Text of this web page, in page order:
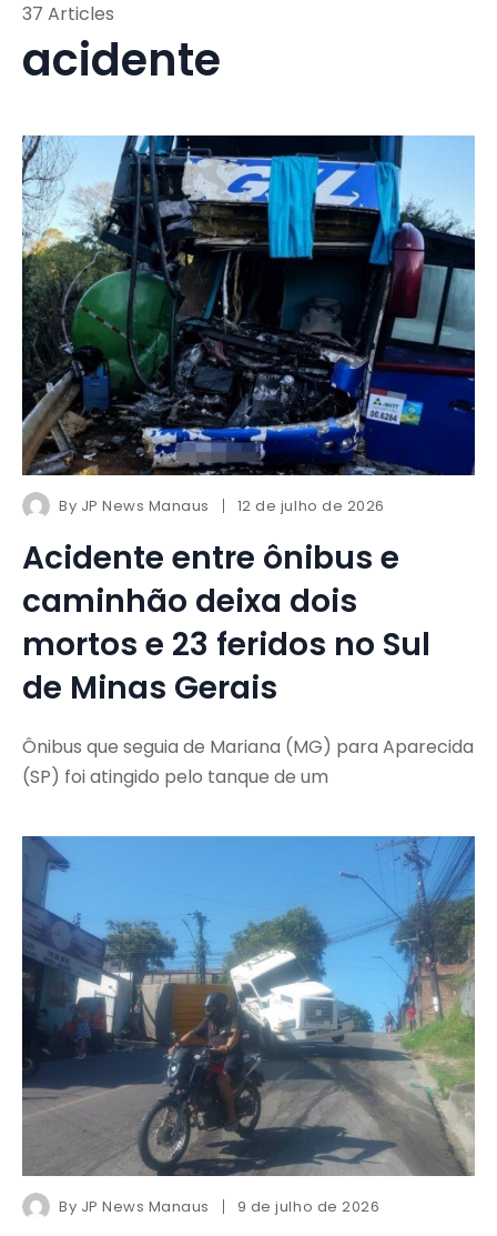
acidente
37 Articles
By JP News Manaus 12 de julho de 2026
Acidente entre ônibus e
caminhão deixa dois
mortos e 23 feridos no Sul
de Minas Gerais
Ônibus que seguia de Mariana (MG) para Aparecida
(SP) foi atingido pelo tanque de um
By JP News Manaus 9 de julho de 2026